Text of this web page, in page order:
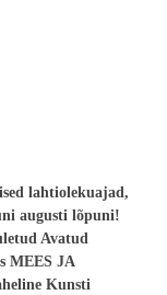
lahtiolekuajad,
augusti lõpuni!
Avatud
MEES JA
Kunsti